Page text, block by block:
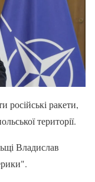
російські ракети,
території.
Владислав